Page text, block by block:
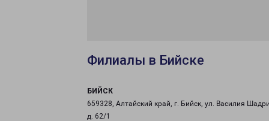
Филиалы в Бийске
БИЙСК
659328, Алтайский край, г. Бийск, ул. Василия
д. 62/1